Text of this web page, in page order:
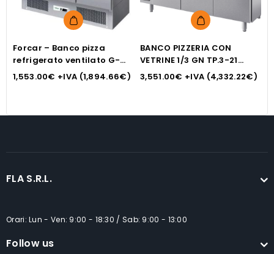
Forcar – Banco pizza
refrigerato ventilato G-
S903PZ
1,553.00€ +IVA (1,894.66€)
BANCO PIZZERIA CON
VETRINE 1/3 GN TP.3-21
INOX BIM
3,551.00€ +IVA (4,332.22€)
FLA S.R.L.
Orari: Lun - Ven: 9:00 - 18:30 / Sab: 9:00 - 13:00
Follow us